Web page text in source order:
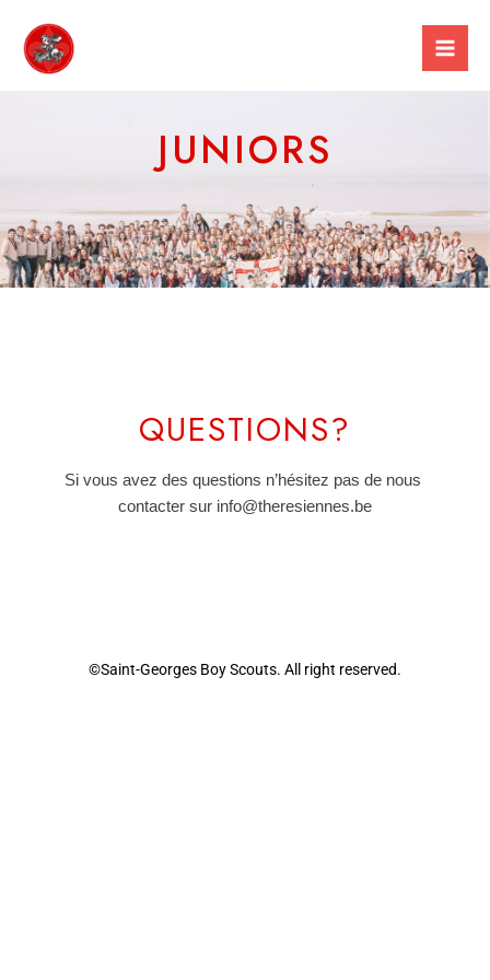
naar
JUNIORS
QUESTIONS?
Si vous avez des questions n’hésitez pas de nous
contacter sur info@theresiennes.be
©Saint-Georges Boy Scouts. All right reserved.